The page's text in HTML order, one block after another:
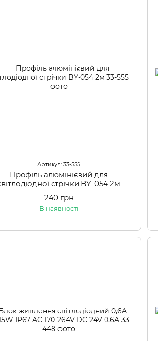
Артикул: 33-555
Профіль алюмінієвий для
стрічки BY-054 2м
240 грн
В наявності